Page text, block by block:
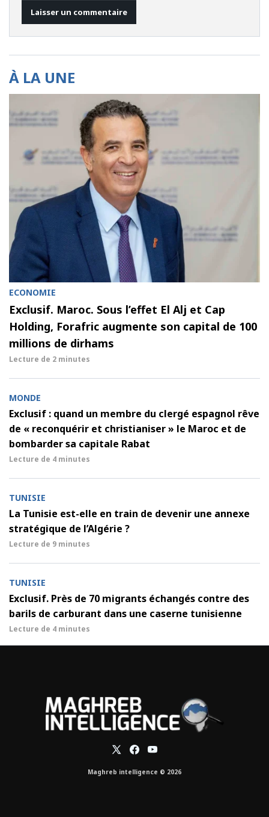
À LA UNE
ECONOMIE
Exclusif. Maroc. Sous l’effet El Alj et Cap
Holding, Forafric augmente son capital de 100
millions de dirhams
Lecture de 2 minutes
MONDE
Exclusif : quand un membre du clergé espagnol rêve
de « reconquérir et christianiser » le Maroc et de
bombarder sa capitale Rabat
Lecture de 4 minutes
TUNISIE
La Tunisie est-elle en train de devenir une annexe
stratégique de l’Algérie ?
Lecture de 9 minutes
TUNISIE
Exclusif. Près de 70 migrants échangés contre des
barils de carburant dans une caserne tunisienne
Lecture de 4 minutes
Maghreb intelligence © 2026